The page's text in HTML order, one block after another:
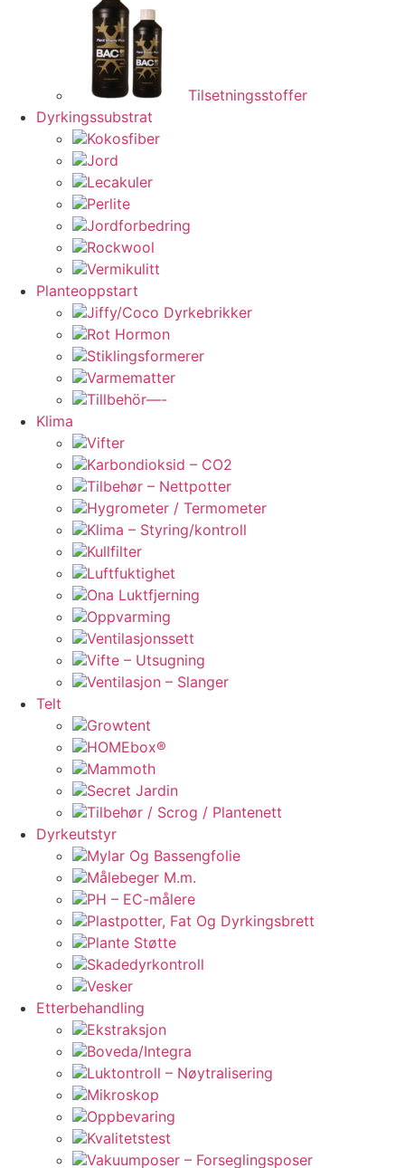
Tilsetningsstoffer
Dyrkingssubstrat
Kokosfiber
Jord
Lecakuler
Perlite
Jordforbedring
Rockwool
Vermikulitt
Planteoppstart
Jiffy/Coco Dyrkebrikker
Rot Hormon
Stiklingsformerer
Varmematter
Tillbehör—-
Klima
Vifter
Karbondioksid – CO2
Tilbehør – Nettpotter
Hygrometer / Termometer
Klima – Styring/kontroll
Kullfilter
Luftfuktighet
Ona Luktfjerning
Oppvarming
Ventilasjonssett
Vifte – Utsugning
Ventilasjon – Slanger
Telt
Growtent
HOMEbox®
Mammoth
Secret Jardin
Tilbehør / Scrog / Plantenett
Dyrkeutstyr
Mylar Og Bassengfolie
Målebeger M.m.
PH – EC-målere
Plastpotter, Fat Og Dyrkingsbrett
Plante Støtte
Skadedyrkontroll
Vesker
Etterbehandling
Ekstraksjon
Boveda/Integra
Luktontroll – Nøytralisering
Mikroskop
Oppbevaring
Kvalitetstest
Vakuumposer – Forseglingsposer